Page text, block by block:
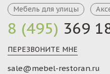
8 (495) 369
ПЕРЕЗВОНИТЕ МНЕ
sale@mebel-restoran.ru
Мебель для улицы